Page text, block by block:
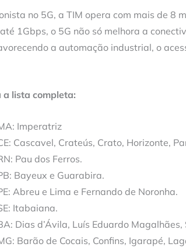
no 5G, a TIM opera com mais de 8
1Gbps, o 5G não só melhora a
a automação industrial, o
a lista completa:
Imperatriz
Cascavel, Crateús, Crato, Horizonte,
Pau dos Ferros.
Bayeux e Guarabira.
Abreu e Lima e Fernando de Noronha.
Itabaiana.
Dias d’Ávila, Luís Eduardo
Barão de Cocais, Confins, Igarapé,